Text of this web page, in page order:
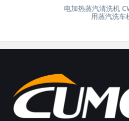
电加热蒸汽清洗机
用蒸汽洗车